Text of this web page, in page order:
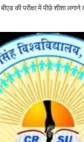
की परीक्षा में पीछे शीशा